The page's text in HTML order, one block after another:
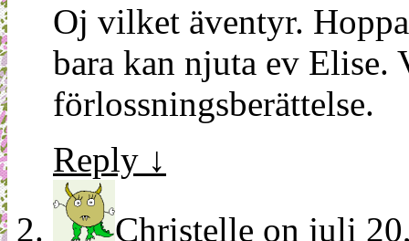
Oj vilket äventyr.
bara kan njuta ev Elise.
förlossningsberättelse.
Reply ↓
Christelle on juli